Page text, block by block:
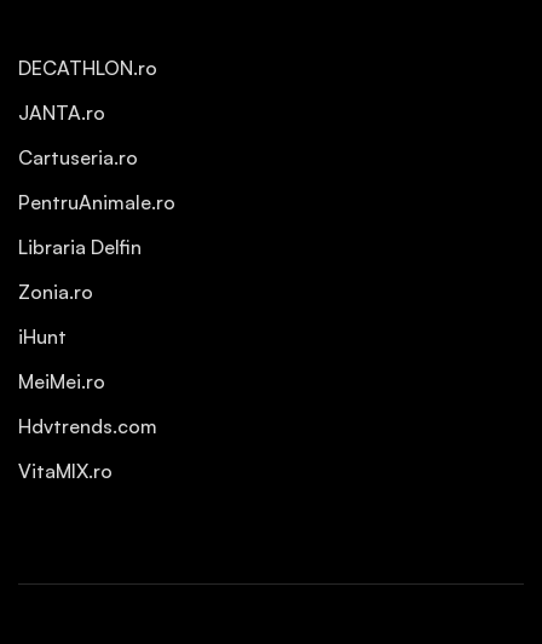
DECATHLON.ro
JANTA.ro
Cartuseria.ro
PentruAnimale.ro
Libraria Delfin
Zonia.ro
iHunt
MeiMei.ro
Hdvtrends.com
VitaMIX.ro